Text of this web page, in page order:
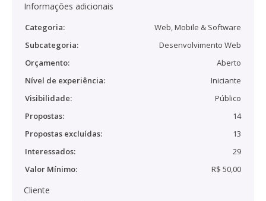
Informações adicionais
Categoria:
Web, Mobile & Software
Subcategoria:
Desenvolvimento Web
Orçamento:
Aberto
Nível de experiência:
Iniciante
Visibilidade:
Público
Propostas:
14
Propostas excluídas:
13
Interessados:
29
Valor Mínimo:
R$ 50,00
Cliente